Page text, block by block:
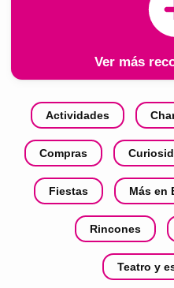
Ver más
Actividades
Compras
Fiestas Más en
Rincones
Teatro y